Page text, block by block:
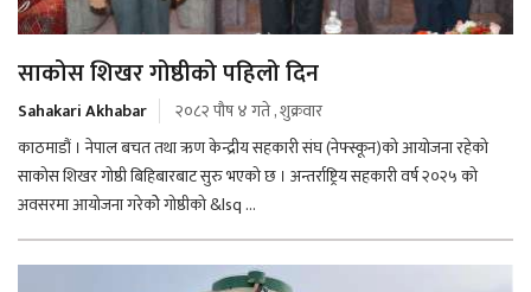
साकोस शिखर गोष्ठीको पहिलो दिन
Sahakari Akhabar
२०८२ पौष ४ गते , शुक्रवार
काठमाडौं । नेपाल बचत तथा ऋण केन्द्रीय सहकारी संघ (नेफ्स्कून)को आयोजना रहेको
साकोस शिखर गोष्ठी बिहिबारबाट सुरु भएको छ । अन्तर्राष्ट्रिय सहकारी वर्ष २०२५ को
अवसरमा आयोजना गरेकोे गोष्ठीको &lsq ...